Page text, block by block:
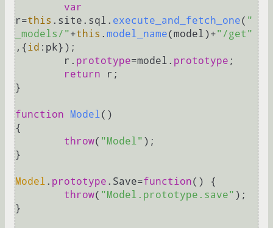
var
r=this . site . sql . execute_and_fetch_one( "
_models/"+this . model_name(model)+"/get"
,{id :pk});
	r.
prototype=model. prototype ;
return r;
}
function Model( )
{
throw( "Model" );
}
Model . prototype . Save=function( ) {
throw( "Model.prototype.save" );
}